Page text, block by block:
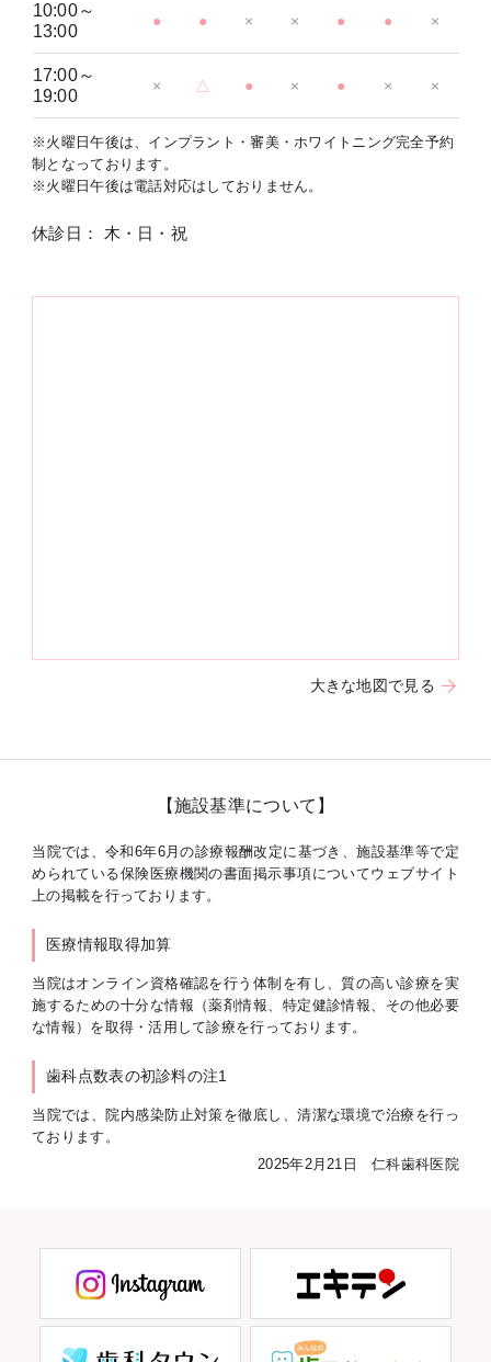
10:00～
13:00
● ● × × ● ● ×
17:00～
19:00
× △ ● × ● × ×
※火曜日午後は、インプラント・審美・ホワイトニング完全予約
制となっております。
※火曜日午後は電話対応はしておりません。
休診日： 木・日・祝
大きな地図で見る
【施設基準について】
当院では、令和6年6月の診療報酬改定に基づき、施設基準等で定
められている保険医療機関の書面掲示事項についてウェブサイト
上の掲載を行っております。
医療情報取得加算
当院はオンライン資格確認を行う体制を有し、質の高い診療を実
施するための十分な情報（薬剤情報、特定健診情報、その他必要
な情報）を取得・活用して診療を行っております。
歯科点数表の初診料の注1
当院では、院内感染防止対策を徹底し、清潔な環境で治療を行っ
ております。
2025年2月21日 仁科歯科医院